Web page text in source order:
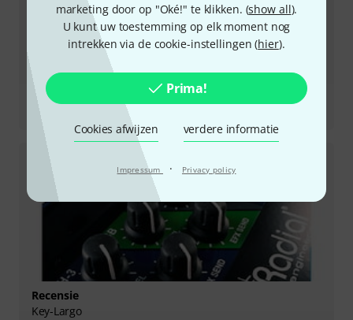
marketing door op "Oké!" te klikken. (show all).
U kunt uw toestemming op elk moment nog
intrekken via de cookie-instellingen (hier).
Prima!
Cookies afwijzen verdere informatie
Impressum · Privacy policy
Recensie
Recensie
Key-Largo